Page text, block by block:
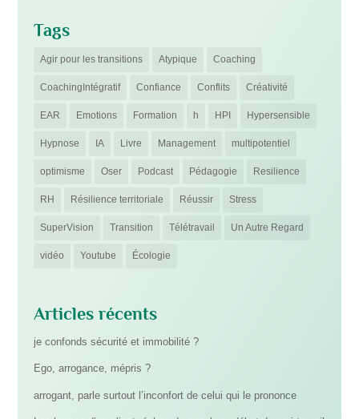
Tags
Agir pour les transitions Atypique Coaching
CoachingIntégratif Confiance Conflits Créativité
EAR Emotions Formation h HPI Hypersensible
Hypnose IA Livre Management multipotentiel
optimisme Oser Podcast Pédagogie Resilience
RH Résilience territoriale Réussir Stress
SuperVision Transition Télétravail Un Autre Regard
vidéo Youtube Écologie
Articles récents
je confonds sécurité et immobilité ?
Ego, arrogance, mépris ?
arrogant, parle surtout l’inconfort de celui qui le prononce